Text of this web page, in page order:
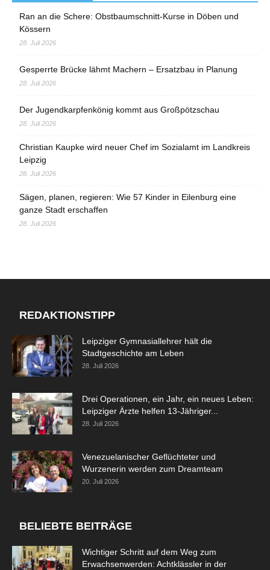
Ran an die Schere: Obstbaumschnitt-Kurse in Döben und
Kössern
28. Juli 2026
Gesperrte Brücke lähmt Machern – Ersatzbau in Planung
28. Juli 2026
Der Jugendkarpfenkönig kommt aus Großpötzschau
28. Juli 2026
Christian Kaupke wird neuer Chef im Sozialamt im Landkreis
Leipzig
28. Juli 2026
Sägen, planen, regieren: Wie 57 Kinder in Eilenburg eine
ganze Stadt erschaffen
28. Juli 2026
REDAKTIONSTIPP
Leipziger Gymnasiallehrer hält die
Stadtgeschichte am Leben
28. Juli 2026
Drei Operationen, ein Jahr, ein neues Leben:
Leipziger Ärzte helfen 13-Jähriger...
28. Juli 2026
Venezuelanischer Geflüchteter und
Wurzenerin werden zum Dreamteam
20. Juli 2026
BELIEBTE BEITRÄGE
Wichtiger Schritt auf dem Weg zum
Erwachsenwerden: Achtklässler in der